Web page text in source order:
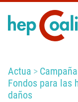
Actua
Fondos para las
daños